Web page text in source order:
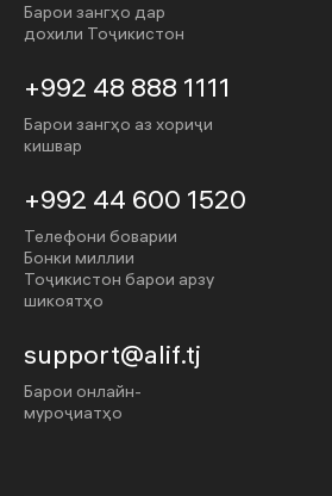
Барои зангҳо дар
дохили Тоҷикистон
+992 48 888 1111
Барои зангҳо аз хориҷи
кишвар
+992 44 600 1520
Телефони боварии
Бонки миллии
Тоҷикистон барои арзу
шикоятҳо
support@alif.tj
Барои онлайн-
муроҷиатҳо